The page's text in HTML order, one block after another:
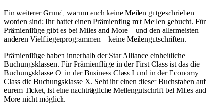
Ein weiterer Grund, warum euch keine Meilen gutgeschrieben
worden sind: Ihr hattet einen Prämienflug mit Meilen gebucht. Für
Prämienflüge gibt es bei Miles and More – und den allermeisten
anderen Vielfliegerprogrammen – keine Meilengutschriften.
Prämienflüge haben innerhalb der Star Alliance einheitliche
Buchungsklassen. Für Prämienflüge in der First Class ist das die
Buchungsklasse O, in der Business Class I und in der Economy
Class die Buchungsklasse X. Seht ihr einen dieser Buchstaben auf
eurem Ticket, ist eine nachträgliche Meilengutschrift bei Miles and
More nicht möglich.